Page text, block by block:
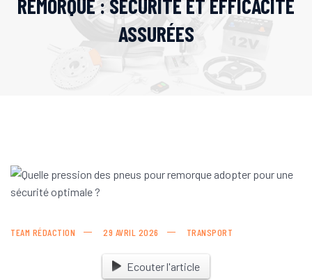
REMORQUE : SÉCURITÉ ET EFFICACITÉ
ASSURÉES
TEAM RÉDACTION 29 AVRIL 2026 TRANSPORT
Ecouter l'article